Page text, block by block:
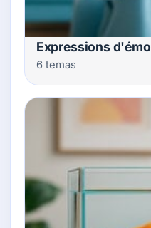
Expressions
6 temas